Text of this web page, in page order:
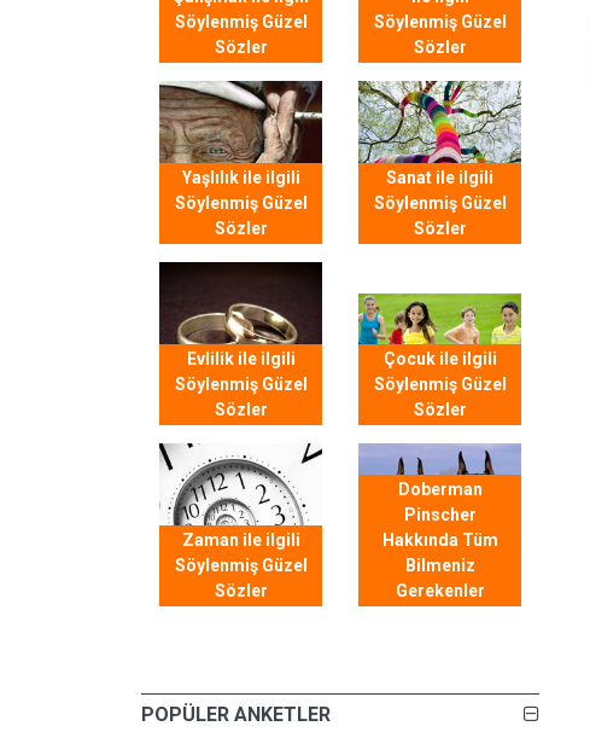
Söylenmiş Güzel
Sözler
Söylenmiş Güzel
Sözler
Yaşlılık ile ilgili
Söylenmiş Güzel
Sözler
Sanat ile ilgili
Söylenmiş Güzel
Sözler
Evlilik ile ilgili
Söylenmiş Güzel
Sözler
Çocuk ile ilgili
Söylenmiş Güzel
Sözler
Zaman ile ilgili
Söylenmiş Güzel
Sözler
Doberman
Pinscher
Hakkında Tüm
Bilmeniz
Gerekenler
POPÜLER ANKETLER